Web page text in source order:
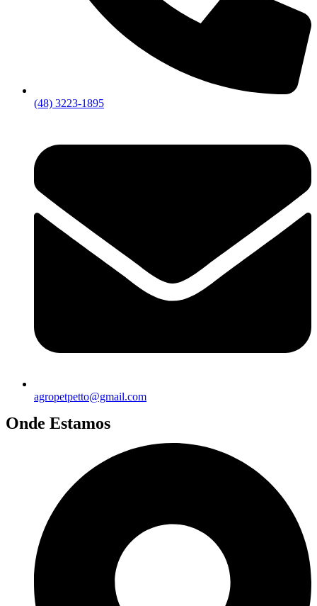
(48) 3223-1895
agropetpetto@gmail.com
Onde Estamos